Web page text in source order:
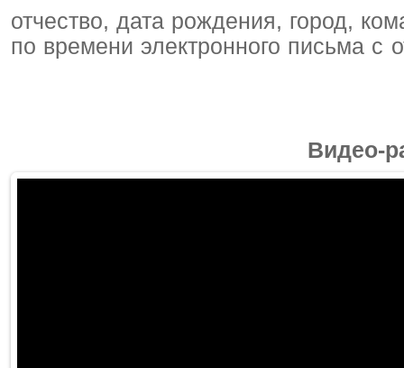
отчество, дата рождения, город,
по времени электронного письма с
Видео-